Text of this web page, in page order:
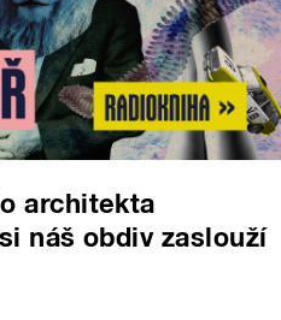
architekta
náš obdiv zaslouží